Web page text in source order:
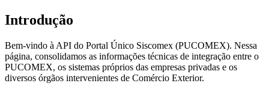
Introdução
Bem-vindo à API do Portal Único Siscomex (PUCOMEX). Nessa
página, consolidamos as informações técnicas de integração entre o
PUCOMEX, os sistemas próprios das empresas privadas e os
diversos órgãos intervenientes de Comércio Exterior.